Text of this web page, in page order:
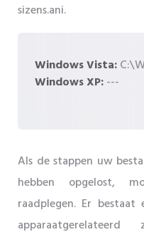
sizens.ani.
Windows Vista:
Windows XP:---
Als de stappen uw
hebben opgelost,
raadplegen. Er